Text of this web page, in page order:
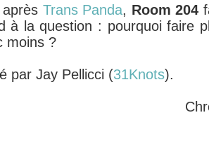
Trans Panda, Room 204
à la question : pourquoi faire
moins ?
par Jay Pellicci (31Knots).